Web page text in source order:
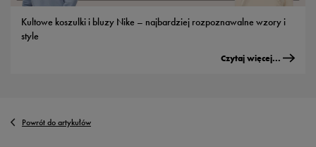
Kultowe koszulki i bluzy Nike – najbardziej rozpoznawalne wzory i
style
Czytaj więcej...
Powrót do artykułów